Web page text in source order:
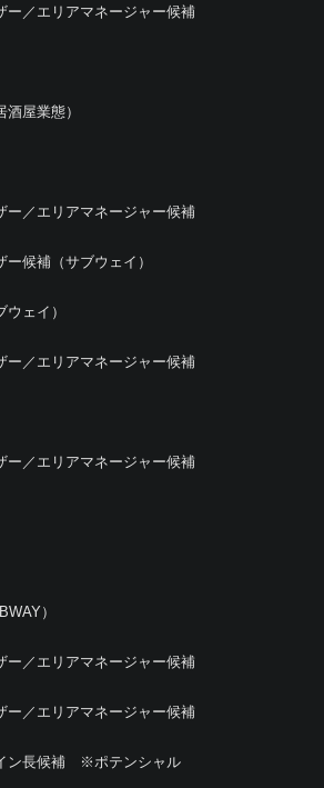
ー／エリアマネージャー候補
酒屋業態）
ー／エリアマネージャー候補
ー候補（サブウェイ）
ウェイ）
ー／エリアマネージャー候補
ー／エリアマネージャー候補
）
ー／エリアマネージャー候補
ー／エリアマネージャー候補
ン長候補 ※ポテンシャル